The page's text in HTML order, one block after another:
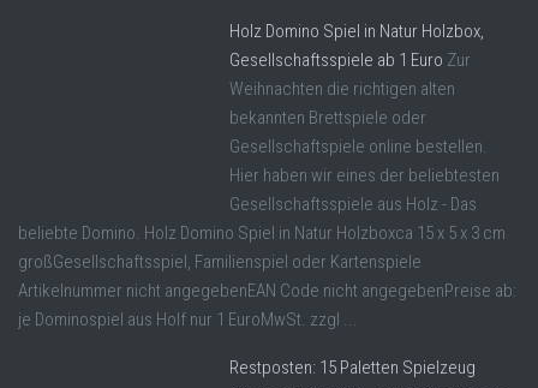
Holz Domino Spiel in Natur Holzbox,
Gesellschaftsspiele ab 1 Euro Zur
Weihnachten die richtigen alten
bekannten Brettspiele oder
Gesellschaftspiele online bestellen.
Hier haben wir eines der beliebtesten
Gesellschaftsspiele aus Holz - Das
beliebte Domino. Holz Domino Spiel in Natur Holzboxca 15 x 5 x 3 cm
großGesellschaftsspiel, Familienspiel oder Kartenspiele
Artikelnummer nicht angegebenEAN Code nicht angegebenPreise ab:
je Dominospiel aus Holf nur 1 EuroMwSt. zzgl ...
Restposten: 15 Paletten Spielzeug